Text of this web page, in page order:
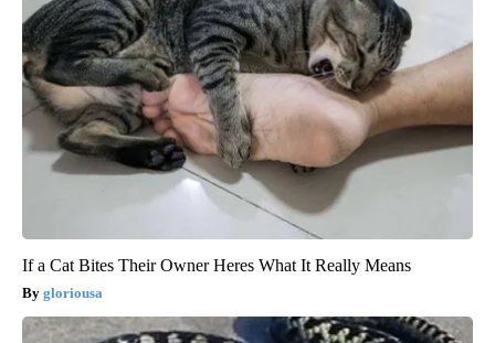
If a Cat Bites Their Owner Heres What It Really Means
gloriousa